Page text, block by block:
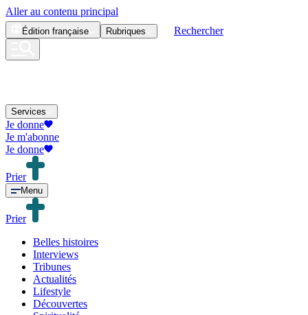
Aller au contenu principal
Édition française Rubriques Rechercher
Services
Je donne
Je m'abonne
Je donne
Prier
Menu
Prier
Belles histoires
Interviews
Tribunes
Actualités
Lifestyle
Découvertes